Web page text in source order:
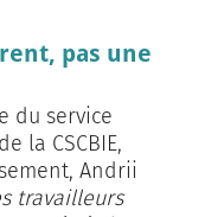
pas une
du service
la CSCBIE,
Andrii
travailleurs